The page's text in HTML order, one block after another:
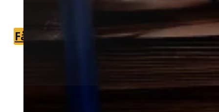
Få et tilbud +45 51 90 85 46